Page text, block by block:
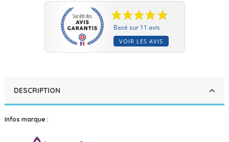
Basé sur 11 avis
VOIR LES AVIS
DESCRIPTION
Infos marque :